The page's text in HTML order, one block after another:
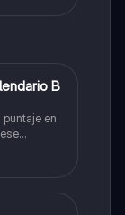
B
en
que
la que te